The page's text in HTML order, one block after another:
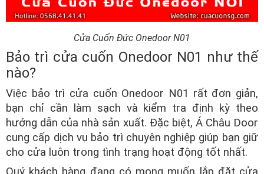
Cửa Cuốn Đức Onedoor N01
Bảo trì cửa cuốn Onedoor N01 như thế
nào?
Việc bảo trì cửa cuốn Onedoor N01 rất đơn giản,
bạn chỉ cần làm sạch và kiểm tra định kỳ theo
hướng dẫn của nhà sản xuất. Đặc biệt, Á Châu Door
cung cấp dịch vụ bảo trì chuyên nghiệp giúp bạn giữ
cho cửa luôn trong tình trạng hoạt động tốt nhất.